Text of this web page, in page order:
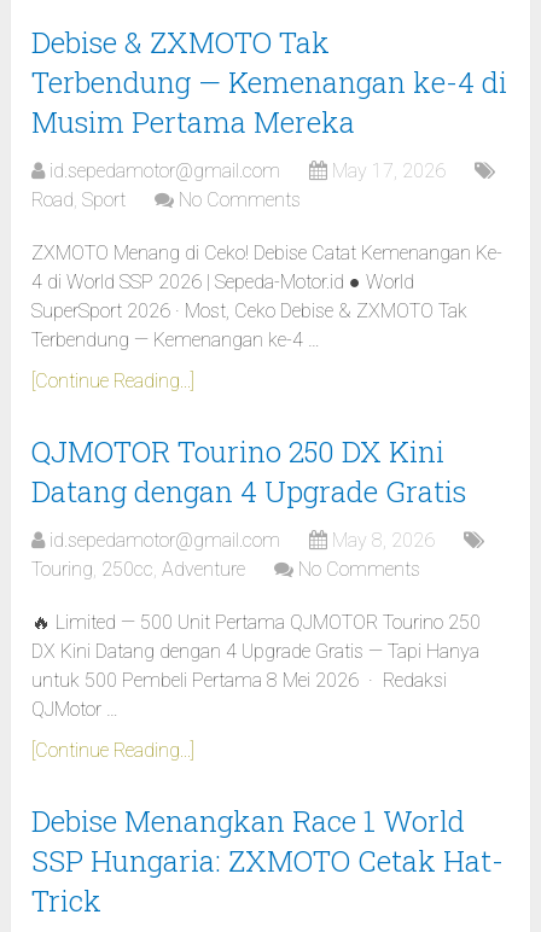
Debise & ZXMOTO Tak
Terbendung — Kemenangan ke-4 di
Musim Pertama Mereka
id.sepedamotor@gmail.com
May 17, 2026
Road,Sport No Comments
ZXMOTO Menang di Ceko! Debise Catat Kemenangan Ke-
4 di World SSP 2026 | Sepeda-Motor.id ● World
SuperSport 2026 · Most, Ceko Debise & ZXMOTO Tak
Terbendung — Kemenangan ke-4 …
[Continue Reading...]
QJMOTOR Tourino 250 DX Kini
Datang dengan 4 Upgrade Gratis
id.sepedamotor@gmail.com
May 8, 2026
Touring, 250cc,Adventure No Comments
🔥 Limited — 500 Unit Pertama QJMOTOR Tourino 250
DX Kini Datang dengan 4 Upgrade Gratis — Tapi Hanya
untuk 500 Pembeli Pertama 8 Mei 2026 · Redaksi
QJMotor …
[Continue Reading...]
Debise Menangkan Race 1 World
SSP Hungaria: ZXMOTO Cetak Hat-
Trick